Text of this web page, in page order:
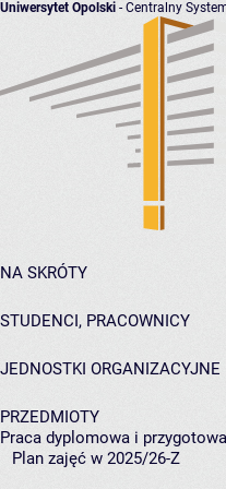
Uniwersytet Opolski - Centralny
NA SKRÓTY
STUDENCI, PRACOWNICY
JEDNOSTKI ORGANIZACYJNE
PRZEDMIOTY
Praca dyplomowa i
Plan zajęć w 2025/26-Z